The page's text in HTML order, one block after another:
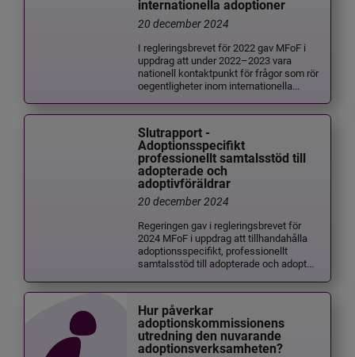
internationella adoptioner
20 december 2024
I regleringsbrevet för 2022 gav MFoF i
uppdrag att under 2022–2023 vara
nationell kontaktpunkt för frågor som rör
oegentligheter inom internationella...
Slutrapport -
Adoptionsspecifikt
professionellt samtalsstöd till
adopterade och
adoptivföräldrar
20 december 2024
Regeringen gav i regleringsbrevet för
2024 MFoF i uppdrag att tillhandahålla
adoptionsspecifikt, professionellt
samtalsstöd till adopterade och adopt...
Hur påverkar
adoptionskommissionens
utredning den nuvarande
adoptionsverksamheten?